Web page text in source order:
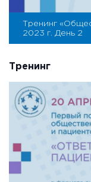
Тренинг
2023 г. День 2
Тренинг